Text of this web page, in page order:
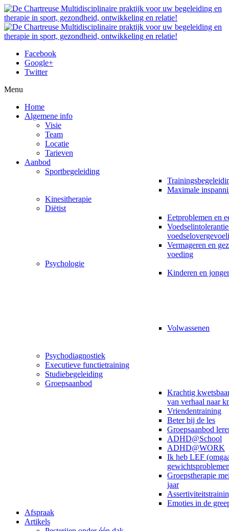
Facebook
Google+
Twitter
Menu
Home
Algemene info
Visie
Team
Locatie
Tarieven
Aanbod
Sportbegeleiding
Maximale
Kinesitherapie
Diëtist
Eetproblemen en
Vermageren en
voeding
Psychologie
Kinderen en
Volwassenen
Psychodiagnostiek
Executieve functietraining
Studiebegeleiding
Groepsaanbod
Krachtig
van verhaal naar
Vriendentraining
Beter bij de les
Groepsaanbod
ADHD@School
ADHD@WORK
Ik heb LEF
Groepstherapie
jaar
Emoties in de
Afspraak
Artikels